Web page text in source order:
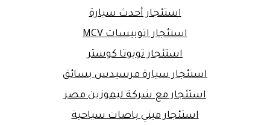
استئجار أحدث سيارة
استئجار اتوبيسات MCV
استئجار تويوتا كوستر
استئجار سيارة مرسيدس بسائق
استئجار مع شركة ليموزين مصر
استئجار ميني باصات سياحية